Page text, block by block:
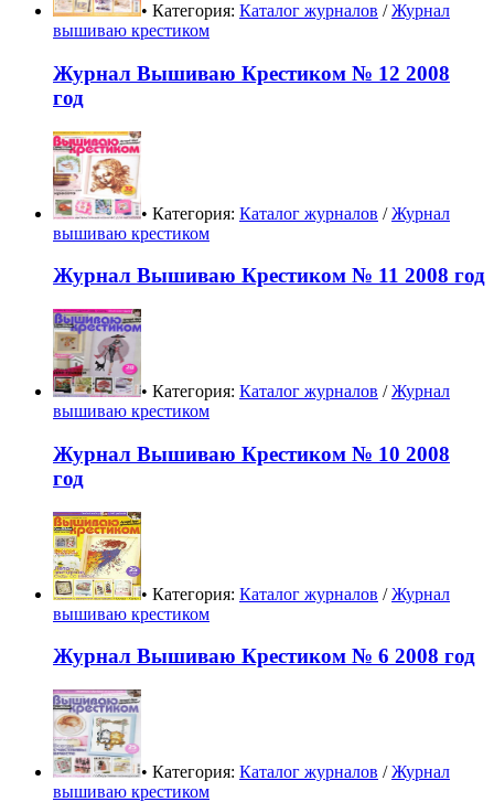
• Категория: Каталог журналов /Журнал
вышиваю крестиком
Журнал Вышиваю Крестиком № 12 2008
год
• Категория: Каталог журналов /Журнал
вышиваю крестиком
Журнал Вышиваю Крестиком № 11 2008 год
• Категория: Каталог журналов /Журнал
вышиваю крестиком
Журнал Вышиваю Крестиком № 10 2008
год
• Категория: Каталог журналов /Журнал
вышиваю крестиком
Журнал Вышиваю Крестиком № 6 2008 год
• Категория: Каталог журналов /Журнал
вышиваю крестиком